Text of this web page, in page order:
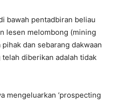
bawah pentadbiran beliau
lesen melombong (mining
dan sebarang dakwaan
diberikan adalah tidak
mengeluarkan ‘prospecting